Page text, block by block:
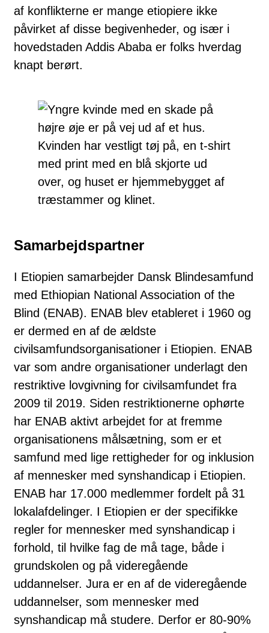
af konflikterne er mange etiopiere ikke
påvirket af disse begivenheder, og især i
hovedstaden Addis Ababa er folks hverdag
knapt berørt.
Samarbejdspartner
I Etiopien samarbejder Dansk Blindesamfund
med Ethiopian National Association of the
Blind (ENAB). ENAB blev etableret i 1960 og
er dermed en af de ældste
civilsamfundsorganisationer i Etiopien. ENAB
var som andre organisationer underlagt den
restriktive lovgivning for civilsamfundet fra
2009 til 2019. Siden restriktionerne ophørte
har ENAB aktivt arbejdet for at fremme
organisationens målsætning, som er et
samfund med lige rettigheder for og inklusion
af mennesker med synshandicap i Etiopien.
ENAB har 17.000 medlemmer fordelt på 31
lokalafdelinger. I Etiopien er der specifikke
regler for mennesker med synshandicap i
forhold, til hvilke fag de må tage, både i
grundskolen og på videregående
uddannelser. Jura er en af de videregående
uddannelser, som mennesker med
synshandicap må studere. Derfor er 80-90%